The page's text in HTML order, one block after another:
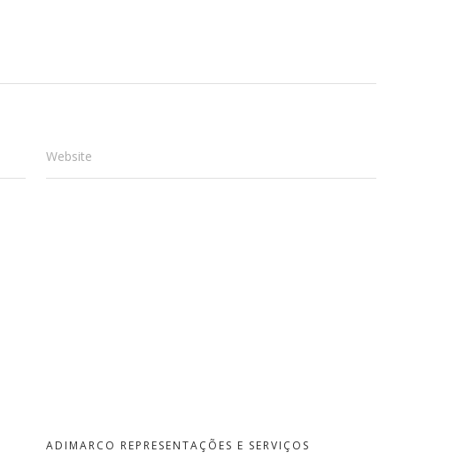
Website
ADIMARCO REPRESENTAÇÕES E SERVIÇOS